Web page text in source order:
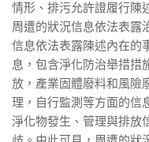
情形、排污允許證履行陳
周遭的狀況信息依法表露
信息依法表露陳述內在的
息，包含淨化防治舉措措
放，產業固體廢料和風險
理，自行監測等方面的信
淨化物發生、管理與排放